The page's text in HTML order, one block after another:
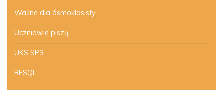
Ważne dla ósmoklasisty
Uczniowie piszą
UKS SP3
RESQL